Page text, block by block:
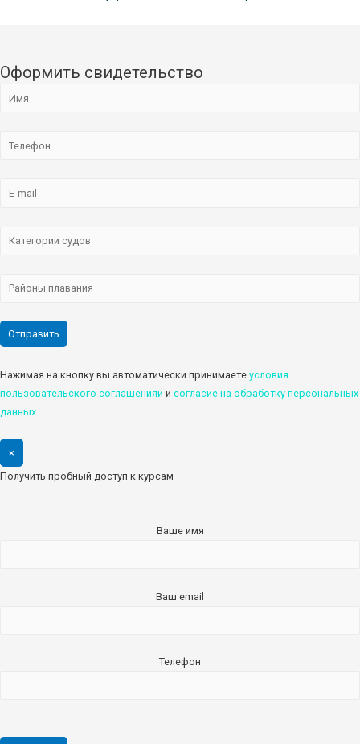
Оформить свидетельство
Нажимая на кнопку вы автоматически принимаете условия
пользовательского соглашенияи и cогласие на обработку персональных
данных.
×
Получить пробный доступ к курсам
Ваше имя
Ваш email
Телефон